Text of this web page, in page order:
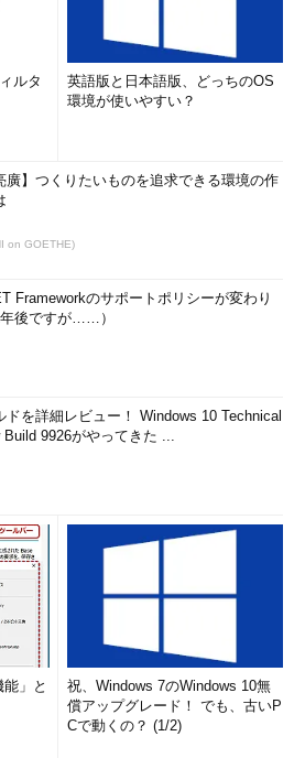
とするIT環境を、適切な形で提供する
とを積極的にサポートできる、頼れる
ルタ
英語版と日本語版、どっちのOS
環境が使いやすい？
廣】つくりたいものを追求できる環境の作
on GOETHE)
Frameworkのサポートポリシーが変わり
後ですが……）
ドを詳細レビュー！ Windows 10 Technical
Build 9926がやってきた ...
」と
祝、Windows 7のWindows 10無
償アップグレード！ でも、古いP
Cで動くの？ (1/2)